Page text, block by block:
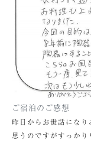
ご宿泊のご感想
昨日からお世話にな
思うのですがすっか